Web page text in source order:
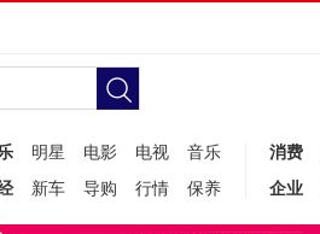
明星 电影 电视
音乐
新车 导购 行情 保养
消费
企业